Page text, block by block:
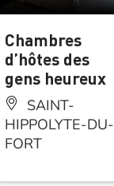
Chambres
d’hôtes des
gens heureux
SAINT-
HIPPOLYTE-DU-
FORT